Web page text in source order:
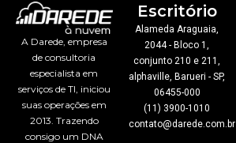
A Darede, empresa
de consultoria
especialista em
serviços de TI, iniciou
suas operações em
2013. Trazendo
consigo um DNA
Escritório
Alameda Araguaia,
2044 - Bloco 1,
conjunto 210 e 211,
alphaville, Barueri - SP,
06455-000
(11) 3900-1010
contato@darede.com.br